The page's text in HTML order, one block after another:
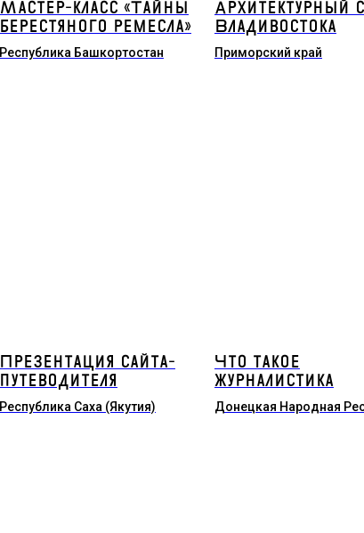
Мастер-класс «Тайны
берестяного ремесла»
Республика Башкортостан
Архитектурный
Владивостока
Приморский край
Презентация сайта-
путеводителя
Республика Саха (Якутия)
Что такое
журналистика
Донецкая Народная